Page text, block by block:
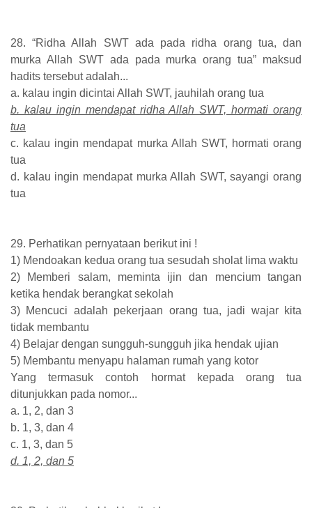
28. “Ridha Allah SWT ada pada ridha orang tua, dan
murka Allah SWT ada pada murka orang tua” maksud
hadits tersebut adalah...
a. kalau ingin dicintai Allah SWT, jauhilah orang tua
b. kalau ingin mendapat ridha Allah SWT, hormati orang
tua
c. kalau ingin mendapat murka Allah SWT, hormati orang
tua
d. kalau ingin mendapat murka Allah SWT, sayangi orang
tua
29. Perhatikan pernyataan berikut ini !
1) Mendoakan kedua orang tua sesudah sholat lima waktu
2) Memberi salam, meminta ijin dan mencium tangan
ketika hendak berangkat sekolah
3) Mencuci adalah pekerjaan orang tua, jadi wajar kita
tidak membantu
4) Belajar dengan sungguh-sungguh jika hendak ujian
5) Membantu menyapu halaman rumah yang kotor
Yang termasuk contoh hormat kepada orang tua
ditunjukkan pada nomor...
a. 1, 2, dan 3
b. 1, 3, dan 4
c. 1, 3, dan 5
d. 1, 2, dan 5